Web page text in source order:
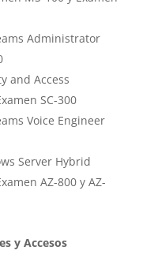
Administrator
and Access
SC-300
Voice Engineer
Server Hybrid
AZ-800 y AZ-
y Accesos